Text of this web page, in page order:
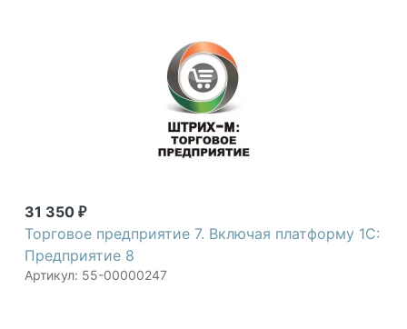
31 350 ₽
Торговое предприятие 7. Включая платформу 1С:
Предприятие 8
Артикул: 55-00000247